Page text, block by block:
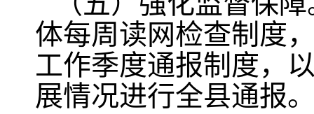
体每周读网检查制度
工作季度通报制度，
展情况进行全县通报